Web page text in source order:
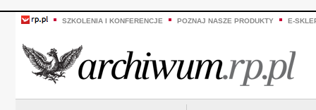
SZKOLENIA I KONFERENCJE POZNAJ NASZE PRODUKTY E-